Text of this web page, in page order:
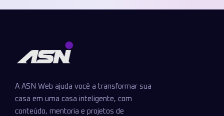
A ASN Web ajuda você a transformar sua
casa em uma casa inteligente, com
conteúdo, mentoria e projetos de